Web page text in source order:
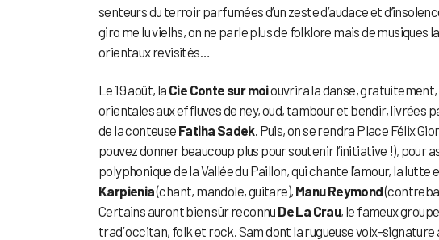
senteurs du terroir parfumées d’un zeste d’audace et
giro me lu vielhs, on ne parle plus de folklore mais de
orientaux revisités…
Le 19 août, la Cie Conte sur moiouvrira la danse, gratuitement,
orientales aux effluves de ney, oud, tambour et bendir, livrées
de la conteuse Fatiha Sadek. Puis, on se rendra Place Félix
pouvez donner beaucoup plus pour soutenir l’initiative !), pour
polyphonique de la Vallée du Paillon, qui chante l’amour, la
Karpienia(chant, mandole, guitare), Manu Reymond
Certains auront bien sûr reconnu De La Crau, le fameux
trad’ occitan, folk et rock. Sam dont la rugueuse voix-